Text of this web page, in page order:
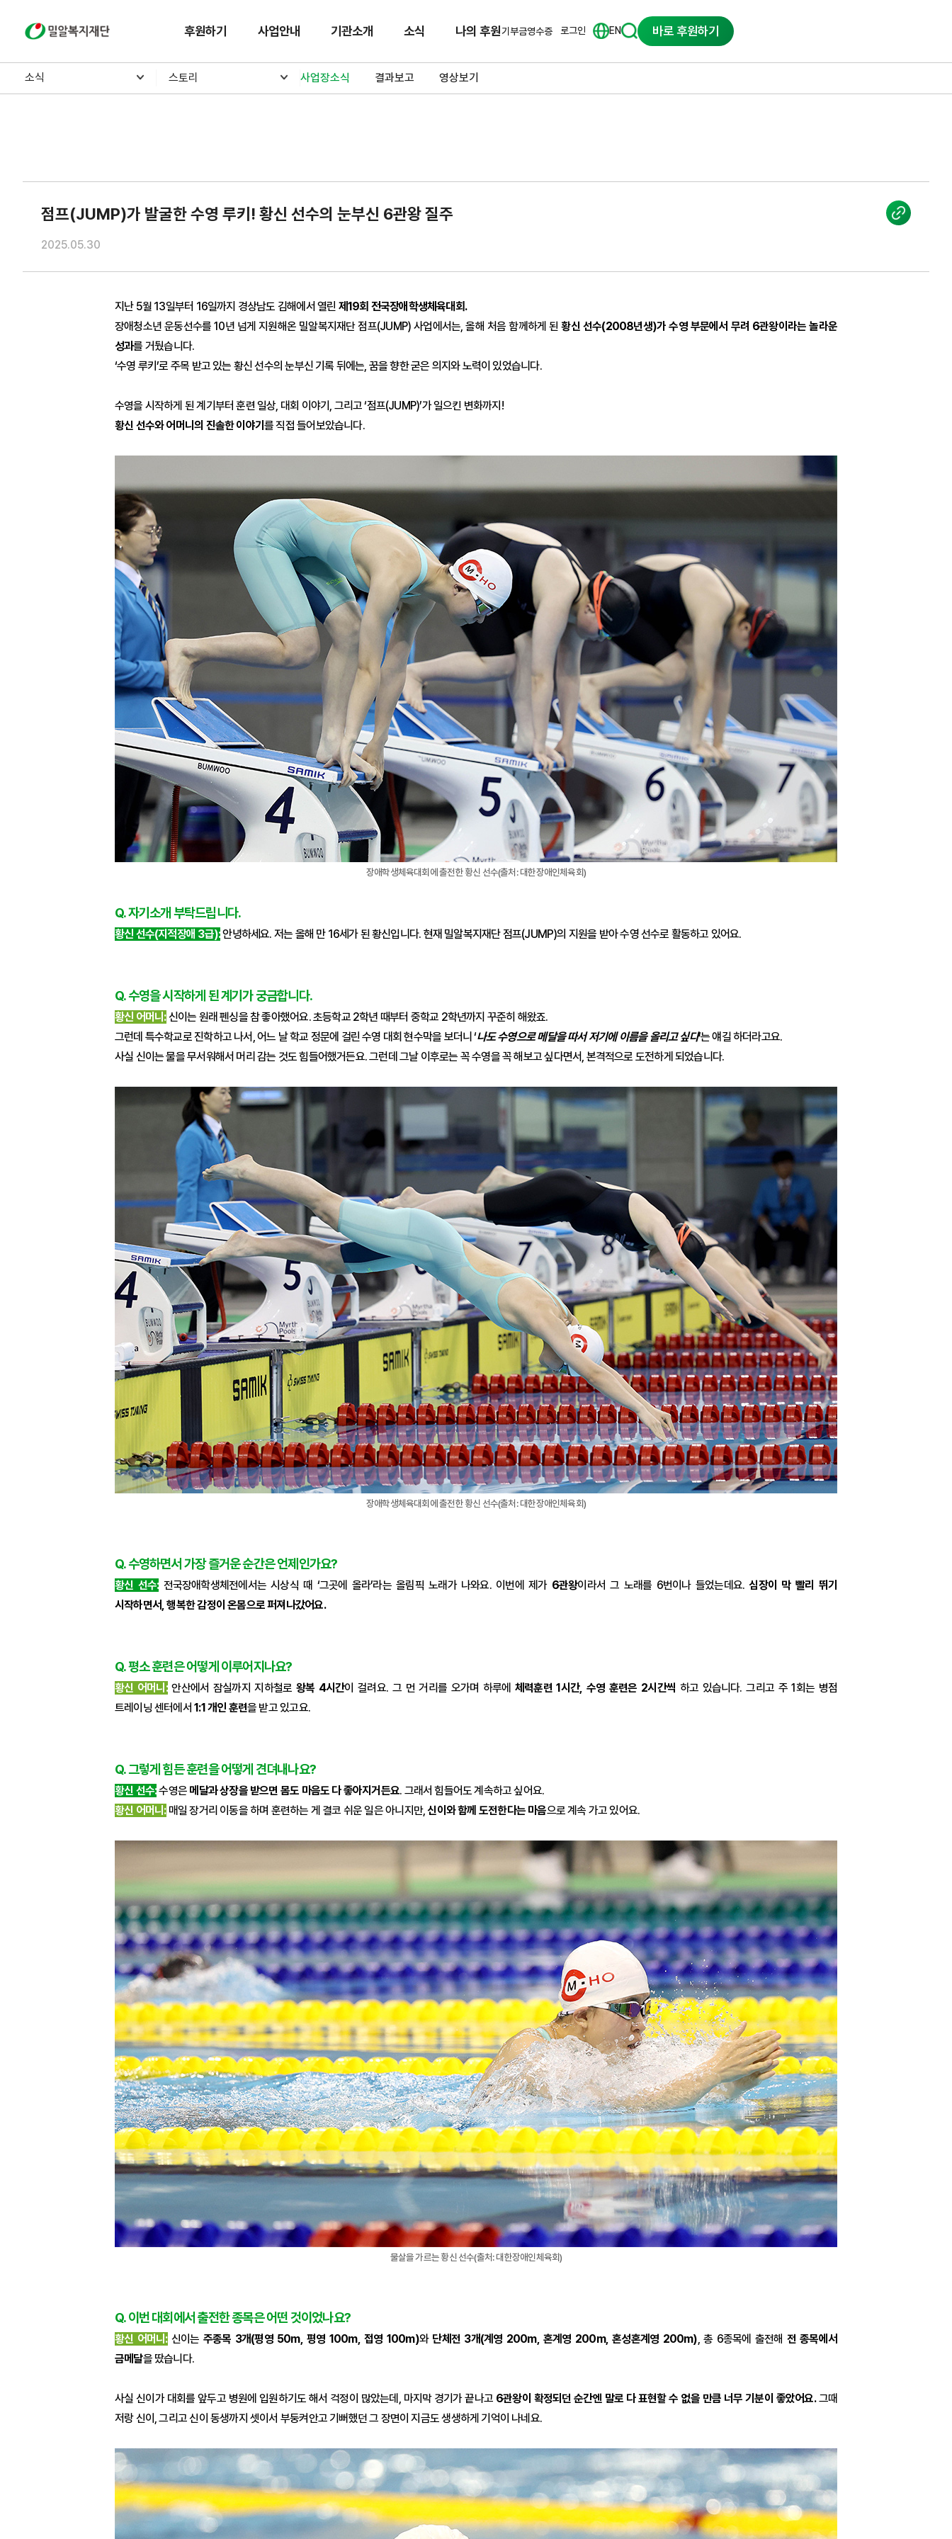
밀알복지재단 후원하기 사업안내 기관소개 소식 나의 후원기부금영수증 로그인 EN 바로 후원하기
소식 스토리 사업장소식 결과보고 영상보기
점프(JUMP)가 발굴한 수영 루키! 황신 선수의 눈부신 6관왕 질주
2025.05.30
지난 5월 13일부터 16일까지 경상남도 김해에서 열린 제19회 전국장애학생체육대회.
장애청소년 운동선수를 10년 넘게 지원해온 밀알복지재단 점프(JUMP) 사업에서는, 올해 처음 함께하게 된황신 선수(2008년생)가 수영 부문에서 무려 6관왕이라는 놀라운
성과를 거뒀습니다.
‘수영 루키’로 주목 받고 있는 황신 선수의 눈부신 기록 뒤에는, 꿈을 향한 굳은 의지와 노력이 있었습니다.
수영을 시작하게 된 계기부터 훈련 일상, 대회 이야기, 그리고 ‘점프(JUMP)’가 일으킨 변화까지!
황신 선수와 어머니의 진솔한 이야기를 직접 들어보았습니다.
장애학생체육대회에 출전한 황신 선수(출처: 대한장애인체육회)
Q. 자기소개 부탁드립니다.
황신 선수(지적장애 3급):안녕하세요. 저는 올해 만 16세가 된 황신입니다. 현재 밀알복지재단 점프(JUMP)의 지원을 받아 수영 선수로 활동하고 있어요.
Q. 수영을 시작하게 된 계기가 궁금합니다.
황신 어머니:신이는 원래 펜싱을 참 좋아했어요. 초등학교 2학년 때부터 중학교 2학년까지 꾸준히 해왔죠.
그런데 특수학교로 진학하고 나서, 어느 날 학교 정문에 걸린 수영 대회 현수막을 보더니 ‘나도 수영으로 메달을 따서 저기에 이름을 올리고 싶다’는 얘길 하더라고요.
사실 신이는 물을 무서워해서 머리 감는 것도 힘들어했거든요. 그런데 그날 이후로는 꼭 수영을 꼭 해보고 싶다면서, 본격적으로 도전하게 되었습니다.
장애학생체육대회에 출전한 황신 선수(출처: 대한장애인체육회)
Q. 수영하면서 가장 즐거운 순간은 언제인가요?
황신 선수: 전국장애학생체전에서는 시상식 때 ‘그곳에 올라’라는 올림픽 노래가 나와요. 이번에 제가 6관왕이라서 그 노래를 6번이나 들었는데요.심장이 막 빨리 뛰기
시작하면서, 행복한 감정이 온몸으로 퍼져나갔어요.
Q. 평소 훈련은 어떻게 이루어지나요?
황신 어머니:안산에서 잠실까지 지하철로 왕복 4시간이 걸려요. 그 먼 거리를 오가며 하루에체력훈련 1시간, 수영 훈련은 2시간씩 하고 있습니다. 그리고 주 1회는 병점
트레이닝 센터에서1:1 개인 훈련을 받고 있고요.
Q. 그렇게 힘든 훈련을 어떻게 견뎌내나요?
황신 선수:수영은 메달과 상장을 받으면 몸도 마음도 다 좋아지거든요. 그래서 힘들어도 계속하고 싶어요.
황신 어머니: 매일 장거리 이동을 하며 훈련하는 게 결코 쉬운 일은 아니지만,신이와 함께 도전한다는 마음으로 계속 가고 있어요.
물살을 가르는 황신 선수(출처: 대한장애인체육회)
Q. 이번 대회에서 출전한 종목은 어떤 것이었나요?
황신 어머니:신이는 주종목 3개(평영 50m, 평영 100m, 접영 100m)와 단체전 3개(계영 200m, 혼계영 200m, 혼성혼계영 200m) , 총 6종목에 출전해 전 종목에서
금메달을 땄습니다.
사실 신이가 대회를 앞두고 병원에 입원하기도 해서 걱정이 많았는데, 마지막 경기가 끝나고 6관왕이 확정되던 순간엔 말로 다 표현할 수 없을 만큼 너무 기분이 좋았어요.그때
저랑 신이, 그리고 신이 동생까지 셋이서 부둥켜안고 기뻐했던 그 장면이 지금도 생생하게 기억이 나네요.